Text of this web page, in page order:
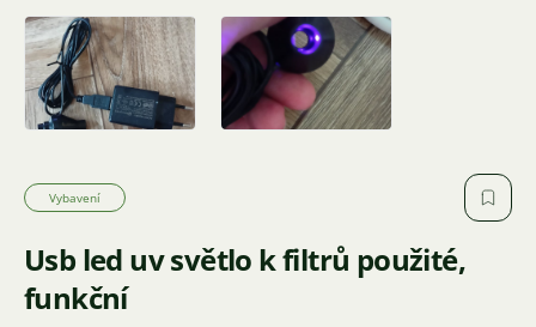
Vybavení
Usb led uv světlo k filtrů použité,
funkční